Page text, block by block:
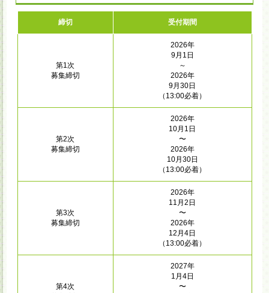
締切 受付期間
第1次
募集締切
2026年
9月1日
～
2026年
9月30日
（13:00必着）
第2次
募集締切
2026年
10月1日
〜
2026年
10月30日
（13:00必着）
第3次
募集締切
2026年
11月2日
〜
2026年
12月4日
（13:00必着）
第4次
2027年
1月4日
〜